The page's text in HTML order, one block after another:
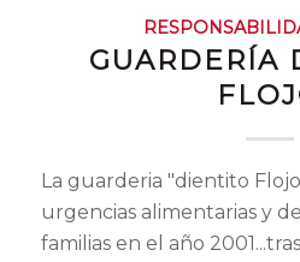
GUARDERÍA
La guarderia "dientito
urgencias alimentarias y
familias en el año